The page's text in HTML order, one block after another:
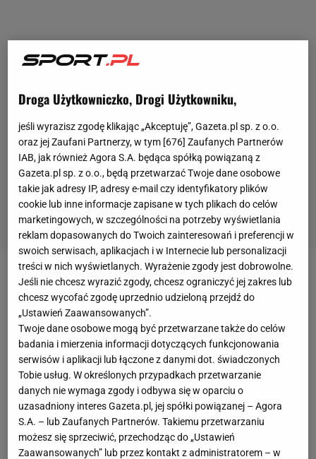
W pierwszym spotkaniu ćwierćfinałowymReal
Madrytprzegrał z Bayernem Monachium 1:2. Goście
prowadzili już 2:0, więc "Królewscy" mogli cieszyć się
z faktu, że chociaż częściowo udało im się odrobić
straty.Ekipaz Monachium z kolei powinna była
dziękować za bardzo dobry wynik Manuelowi
Neuerowi, który dokonywał wielkich rzeczy w
bramce. Na początku rewanżu jednak doświadczony
niemiecki bramkarz się nie popisał.
Droga Użytkowniczko, Drogi Użytkowniku,
jeśli wyrazisz zgodę klikając „Akceptuję”, Gazeta.pl sp. z o.o.
oraz jej Zaufani Partnerzy, w tym [676] Zaufanych Partnerów
IAB, jak również Agora S.A. będąca spółką powiązaną z
Gazeta.pl sp. z o.o., będą przetwarzać Twoje dane osobowe
takie jak adresy IP, adresy e-mail czy identyfikatory plików
cookie lub inne informacje zapisane w tych plikach do celów
marketingowych, w szczególności na potrzeby wyświetlania
reklam dopasowanych do Twoich zainteresowań i preferencji w
swoich serwisach, aplikacjach i w Internecie lub personalizacji
treści w nich wyświetlanych. Wyrażenie zgody jest dobrowolne.
Jeśli nie chcesz wyrazić zgody, chcesz ograniczyć jej zakres lub
chcesz wycofać zgodę uprzednio udzieloną przejdź do
„Ustawień Zaawansowanych”.
Twoje dane osobowe mogą być przetwarzane także do celów
badania i mierzenia informacji dotyczących funkcjonowania
serwisów i aplikacji lub łączone z danymi dot. świadczonych
Tobie usług. W określonych przypadkach przetwarzanie
danych nie wymaga zgody i odbywa się w oparciu o
uzasadniony interes Gazeta.pl, jej spółki powiązanej – Agora
S.A. – lub Zaufanych Partnerów. Takiemu przetwarzaniu
możesz się sprzeciwić, przechodząc do „Ustawień
Zaawansowanych” lub przez kontakt z administratorem – w